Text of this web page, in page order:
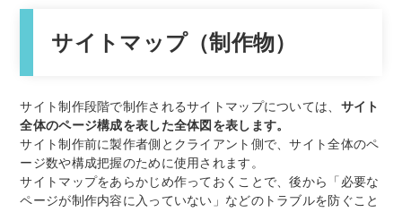
サイトマップ（制作物）
サイト制作段階で制作されるサイトマップについては、 サイト
全体のページ構成を表した全体図を表します。
サイト制作前に製作者側とクライアント側で、サイト全体のペ
ージ数や構成把握のために使用されます。
サイトマップをあらかじめ作っておくことで、後から「必要な
ページが制作内容に入っていない」などのトラブルを防ぐこと